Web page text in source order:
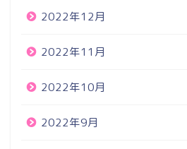
2022年12月
2022年11月
2022年10月
2022年9月